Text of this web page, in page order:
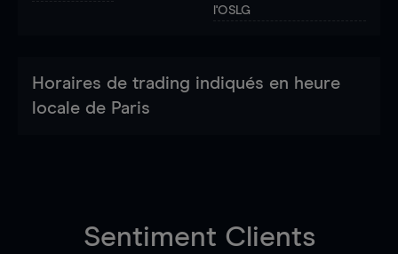
l'OSLG
Horaires de trading indiqués en heure
locale de Paris
Sentiment Clients